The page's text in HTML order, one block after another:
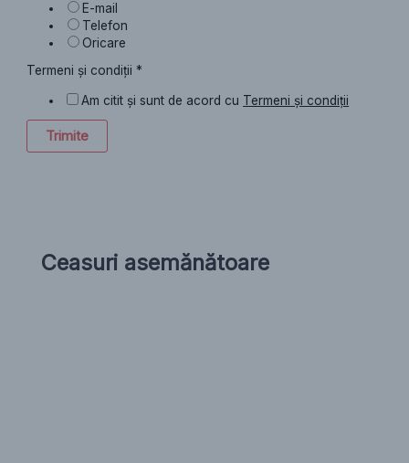
E-mail
Telefon
Oricare
Termeni și condiții*
Am citit și sunt de acord cu Termeni și condiții
Trimite
Ceasuri asemănătoare